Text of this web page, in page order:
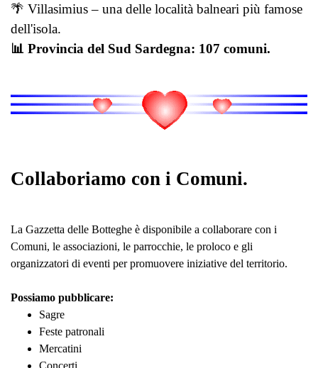
🌴 Villasimius – una delle località balneari più famose
dell'isola.
📊 Provincia del Sud Sardegna: 107 comuni.
Collaboriamo con i Comuni.
La Gazzetta delle Botteghe è disponibile a collaborare con i
Comuni, le associazioni, le parrocchie, le proloco e gli
organizzatori di eventi per promuovere iniziative del territorio.
Possiamo pubblicare:
Sagre
Feste patronali
Mercatini
Concerti